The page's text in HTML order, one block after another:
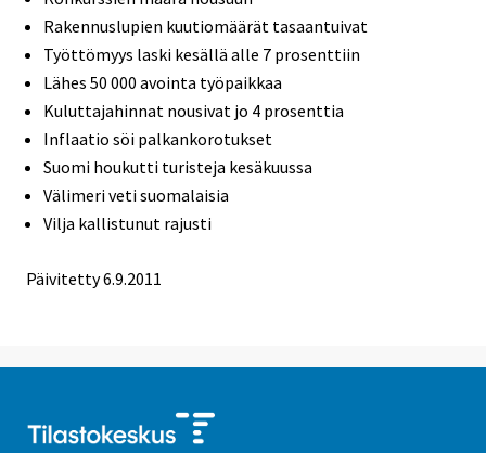
Rakennuslupien kuutiomäärät tasaantuivat
Työttömyys laski kesällä alle 7 prosenttiin
Lähes 50 000 avointa työpaikkaa
Kuluttajahinnat nousivat jo 4 prosenttia
Inflaatio söi palkankorotukset
Suomi houkutti turisteja kesäkuussa
Välimeri veti suomalaisia
Vilja kallistunut rajusti
Päivitetty 6.9.2011